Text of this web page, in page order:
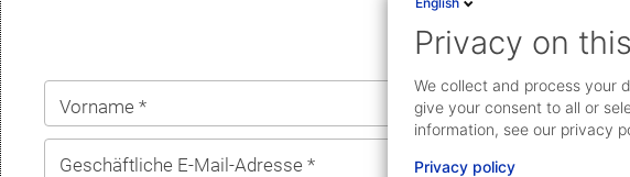
Vorname * Nachname *
Geschäftliche E-Mail-Adresse * Telefon (Format
Privacy on
We collect and process your
give your consent to all or
information, see our privacy
Privacy policy